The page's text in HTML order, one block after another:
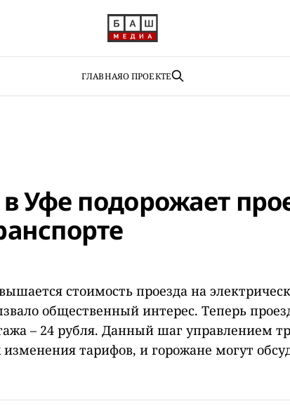
ГЛАВНАЯО ПРОЕКТЕ
Уфе подорожает
стоимость проезда на
общественный интерес. Теперь
– 24 рубля. Данный шаг управлением
тарифов, и горожане могут